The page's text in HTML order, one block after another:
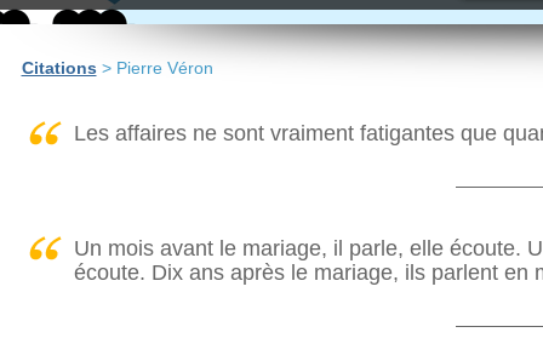
Citations > Pierre Véron
Les affaires ne sont vraiment fatigantes que
Un mois avant le mariage, il parle, elle écoute.
écoute. Dix ans après le mariage, ils parlent en